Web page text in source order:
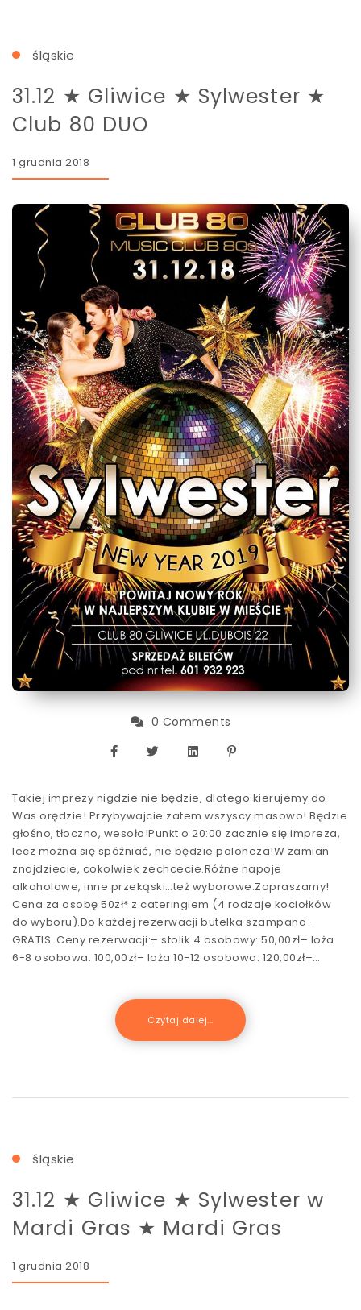
śląskie
31.12 ★ Gliwice ★ Sylwester ★
Club 80 DUO
1 grudnia 2018
0 Comments
Takiej imprezy nigdzie nie będzie, dlatego kierujemy do
Was orędzie! Przybywajcie zatem wszyscy masowo! Będzie
głośno, tłoczno, wesoło!Punkt o 20:00 zacznie się impreza,
lecz można się spóźniać, nie będzie poloneza!W zamian
znajdziecie, cokolwiek zechcecie.Różne napoje
alkoholowe, inne przekąski…też wyborowe.Zapraszamy!
Cena za osobę 50zł* z cateringiem (4 rodzaje kociołków
do wyboru).Do każdej rezerwacji butelka szampana –
GRATIS. Ceny rezerwacji:– stolik 4 osobowy: 50,00zł– loża
6-8 osobowa: 100,00zł– loża 10-12 osobowa: 120,00zł–…
Czytaj dalej...
śląskie
31.12 ★ Gliwice ★ Sylwester w
Mardi Gras ★ Mardi Gras
1 grudnia 2018